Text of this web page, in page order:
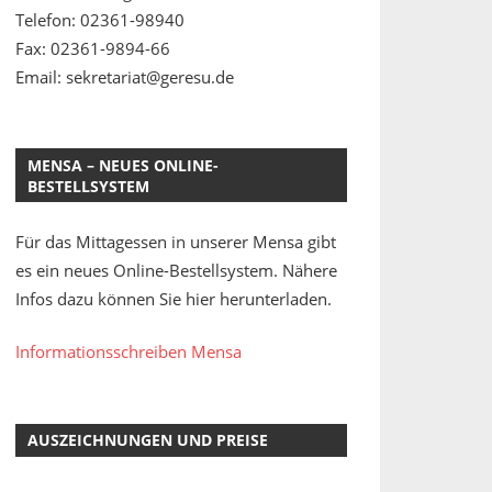
Telefon: 02361-98940
Fax: 02361-9894-66
Email: sekretariat@geresu.de
MENSA – NEUES ONLINE-
BESTELLSYSTEM
Für das Mittagessen in unserer Mensa gibt
es ein neues Online-Bestellsystem. Nähere
Infos dazu können Sie hier herunterladen.
Informationsschreiben Mensa
AUSZEICHNUNGEN UND PREISE